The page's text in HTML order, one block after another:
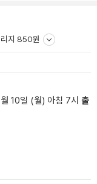
지 850원
10일 (월) 아침 7시 출